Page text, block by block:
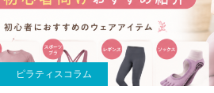
Online Pilates
ピラティスコラム
ピラティスは筋トレの代わ
りになる？違いや目的に合
ピラティスコラム